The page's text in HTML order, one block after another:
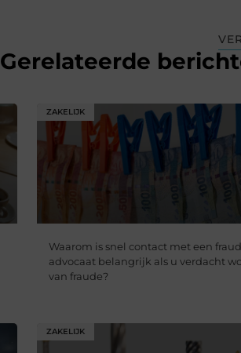
Gerelateerde
ZAKELIJK
Waarom is snel contact met een
advocaat belangrijk als u verdacht
van fraude?
ZAKELIJK